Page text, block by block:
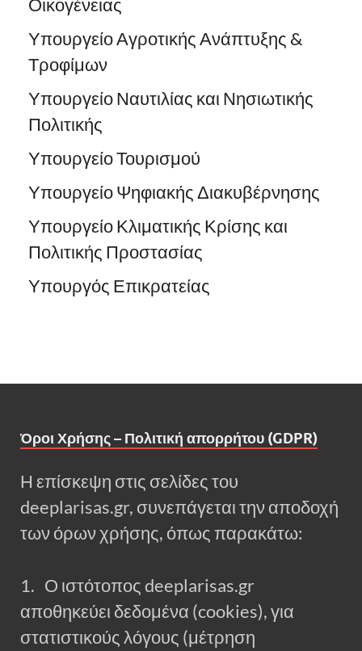
Οικογένειας
Υπουργείο Αγροτικής Ανάπτυξης &
Τροφίμων
Υπουργείο Ναυτιλίας και Νησιωτικής
Πολιτικής
Υπουργείο Τουρισμού
Υπουργείο Ψηφιακής Διακυβέρνησης
Υπουργείο Κλιματικής Κρίσης και
Πολιτικής Προστασίας
Υπουργός Επικρατείας
Όροι Χρήσης – Πολιτική απορρήτου (GDPR)
Η επίσκεψη στις σελίδες του
deeplarisas.gr, συνεπάγεται την αποδοχή
των όρων χρήσης, όπως παρακάτω:
1. Ο ιστότοπος deeplarisas.gr
αποθηκεύει δεδομένα (cookies), για
στατιστικούς λόγους (μέτρηση